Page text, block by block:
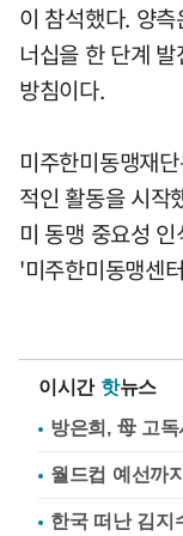
이 참석했다. 양
너십을 한 단계
방침이다.
미주한미동맹재
적인 활동을 시작
미 동맹 중요성
'미주한미동맹센
이시간 핫뉴스
방은희, 母 고
월드컵 예선까
한국 떠난 김